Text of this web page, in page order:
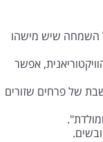
השמחה שיש מישהו
אפשר
של פרחים שזורים